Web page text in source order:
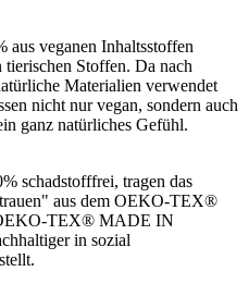
aus veganen Inhaltsstoffen
Stoffen. Da nach
Materialien verwendet
nicht nur vegan, sondern auch
ganz natürliches Gefühl.
schadstofffrei, tragen das
aus dem OEKO-TEX®
TEX® MADE IN
in sozial